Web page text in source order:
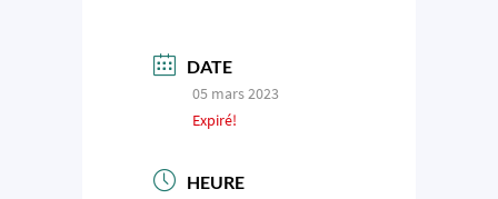
DATE
05 mars 2023
Expiré!
HEURE